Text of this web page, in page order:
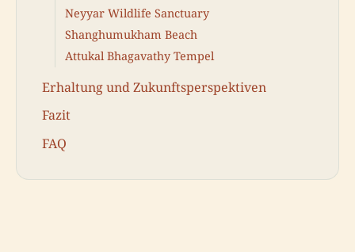
Neyyar Wildlife Sanctuary
Shanghumukham Beach
Attukal Bhagavathy Tempel
Erhaltung und Zukunftsperspektiven
Fazit
FAQ